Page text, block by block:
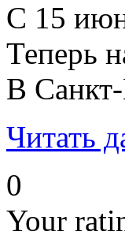
С 15
Теперь
В
Читать
0
Your